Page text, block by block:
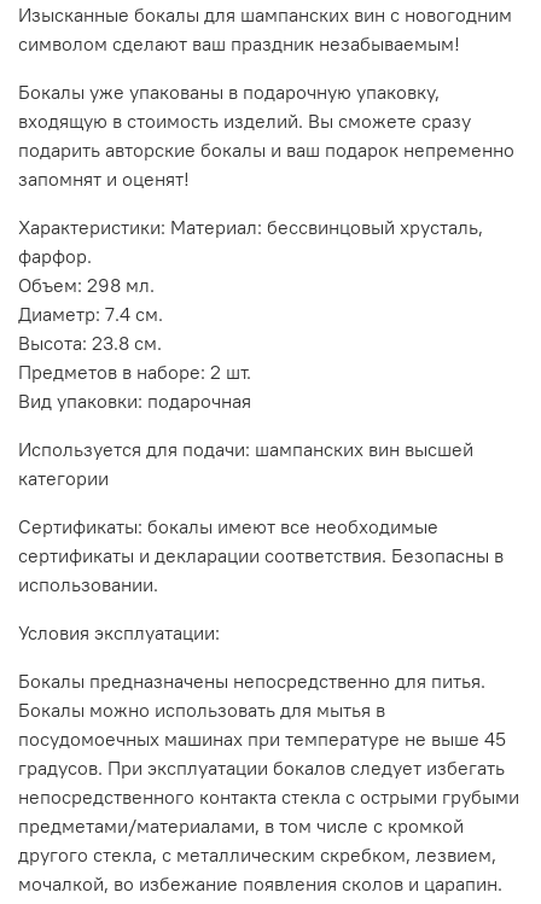
Изысканные бокалы для шампанских вин с новогодним
символом сделают ваш праздник незабываемым!
Бокалы уже упакованы в подарочную упаковку,
входящую в стоимость изделий. Вы сможете сразу
подарить авторские бокалы и ваш подарок непременно
запомнят и оценят!
Характеристики: Материал: бессвинцовый хрусталь,
фарфор.
Объем: 298 мл.
Диаметр: 7.4 см.
Высота: 23.8 см.
Предметов в наборе: 2 шт.
Вид упаковки: подарочная
Используется для подачи: шампанских вин высшей
категории
Сертификаты: бокалы имеют все необходимые
сертификаты и декларации соответствия. Безопасны в
использовании.
Условия эксплуатации:
Бокалы предназначены непосредственно для питья.
Бокалы можно использовать для мытья в
посудомоечных машинах при температуре не выше 45
градусов. При эксплуатации бокалов следует избегать
непосредственного контакта стекла с острыми грубыми
предметами/материалами, в том числе с кромкой
другого стекла, с металлическим скребком, лезвием,
мочалкой, во избежание появления сколов и царапин.